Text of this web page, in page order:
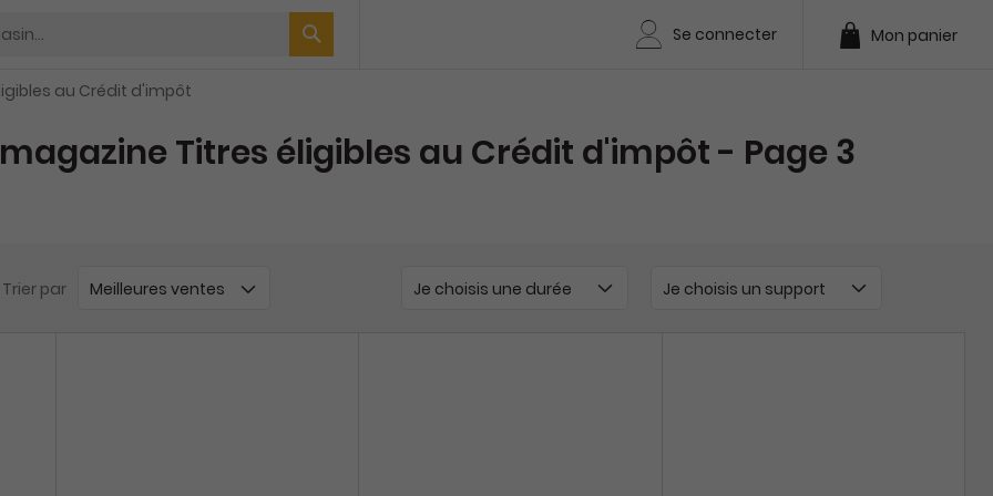
Se connecter Mon panier
au Crédit d'impôt
Titres éligibles au Crédit d'impôt - Page 3
Je choisis une durée Je choisis un support
Trier par